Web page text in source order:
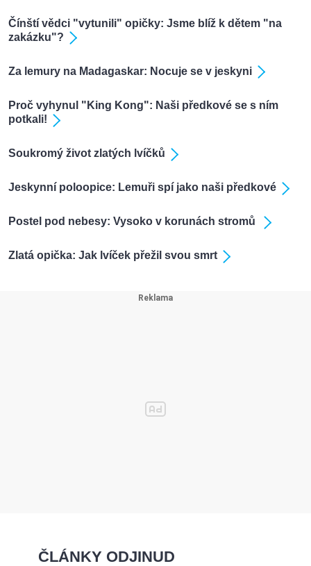
Čínští vědci "vytunili" opičky: Jsme blíž k dětem "na
zakázku"?
Za lemury na Madagaskar: Nocuje se v jeskyni
Proč vyhynul "King Kong": Naši předkové se s ním
potkali!
Soukromý život zlatých lvíčků
Jeskynní poloopice: Lemuři spí jako naši předkové
Postel pod nebesy: Vysoko v korunách stromů
Zlatá opička: Jak lvíček přežil svou smrt
ČLÁNKY ODJINUD